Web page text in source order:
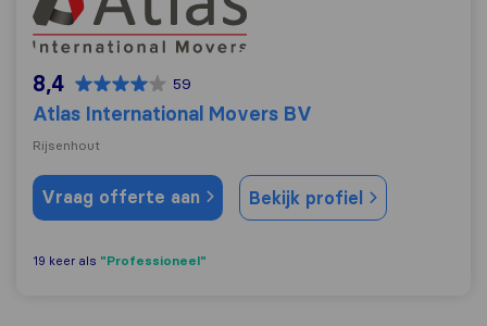
8,4 59
Atlas International Movers BV
Rijsenhout
Vraag offerte aan Bekijk profiel
19 keer als "Professioneel"